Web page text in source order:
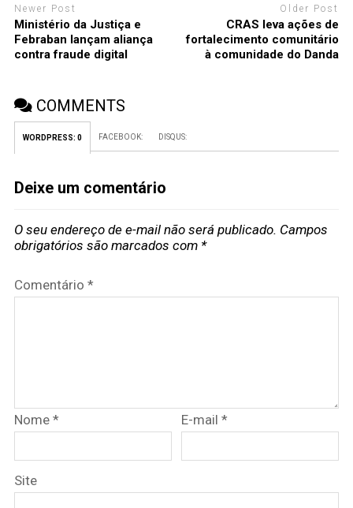
Newer Post
Ministério da Justiça e
Febraban lançam aliança
contra fraude digital
Older Post
CRAS leva ações de
fortalecimento comunitário
à comunidade do Danda
COMMENTS
WORDPRESS: 0 FACEBOOK: DISQUS:
Deixe um comentário
O seu endereço de e-mail não será publicado. Campos
obrigatórios são marcados com *
Comentário *
Nome * E-mail*
Site